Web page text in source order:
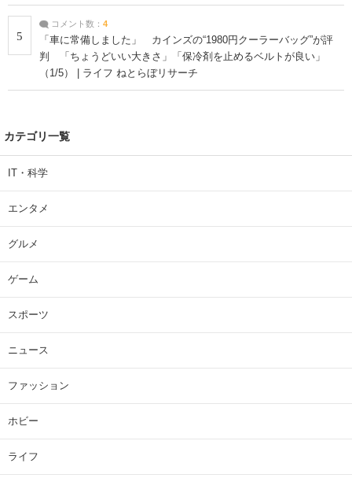
5
コメント数： 4
「車に常備しました」 カインズの“1980円クーラーバッグ”が評
判 「ちょうどいい大きさ」「保冷剤を止めるベルトが良い」
（1/5） | ライフ ねとらぼリサーチ
カテゴリ一覧
IT・科学
エンタメ
グルメ
ゲーム
スポーツ
ニュース
ファッション
ホビー
ライフ